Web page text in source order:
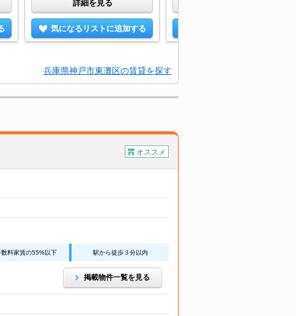
詳細を見る
気になるリストに追加する
兵庫県神戸市東灘区の賃貸を探す
オススメ
数料家賃の55%以下 駅から徒歩３分以内
掲載物件一覧を見る